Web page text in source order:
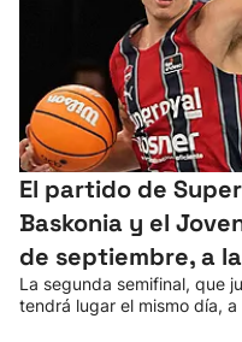
El partido de
Baskonia y el
de septiembre, a
La segunda semifinal, que
tendrá lugar el mismo día, a